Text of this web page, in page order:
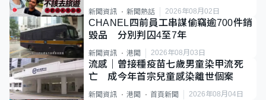
質旅客
新聞資訊 新聞熱話 2026年08月02日
CHANEL四前員工串謀偷竊逾700件銷
毀品 分別判囚4至7年
新聞資訊 港聞 2026年08月03日
流感｜曾接種疫苗七歲男童染甲流死
亡 成今年首宗兒童感染離世個案
新聞資訊 港聞 首頁新聞 2026年08月04日